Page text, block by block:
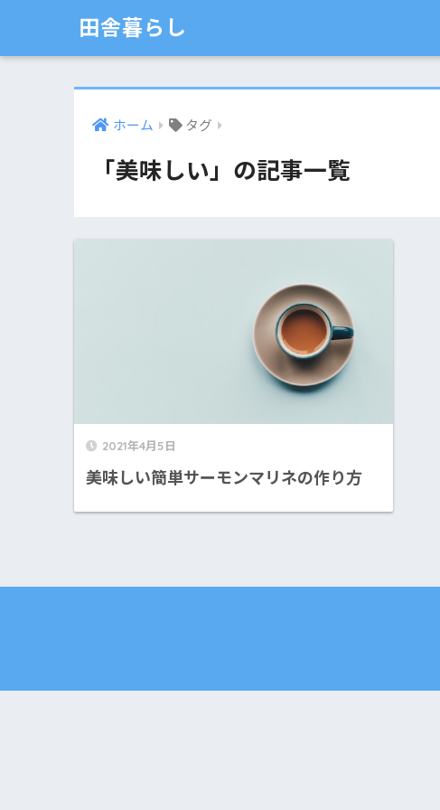
田舎暮らし
ホーム タグ
「美味しい」の記事一覧
2021年4月5日
美味しい簡単サーモンマリネの作り方